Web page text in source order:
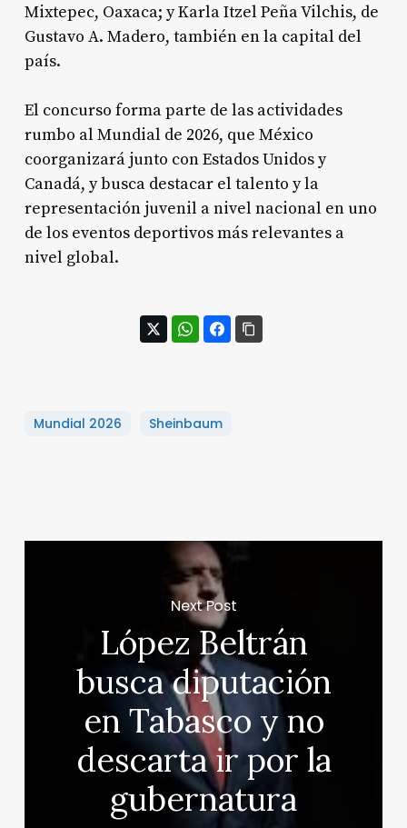
Mixtepec, Oaxaca; y Karla Itzel Peña Vilchis, de
Gustavo A. Madero, también en la capital del
país.
El concurso forma parte de las actividades
rumbo al Mundial de 2026, que México
coorganizará junto con Estados Unidos y
Canadá, y busca destacar el talento y la
representación juvenil a nivel nacional en uno
de los eventos deportivos más relevantes a
nivel global.
Mundial 2026 Sheinbaum
Next Post
López Beltrán
busca diputación
en Tabasco y no
descarta ir por la
gubernatura